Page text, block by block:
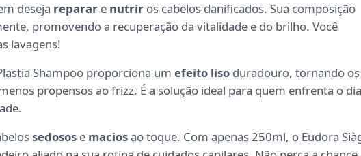
deseja reparar e nutrir os cabelos danificados. Sua composição
promovendo a recuperação da vitalidade e do brilho. Você
lavagens!
Shampoo proporciona um efeito liso duradouro, tornando os
propensos ao frizz. É a solução ideal para quem enfrenta o dia
sedosos e maciosao toque. Com apenas 250ml, o Eudora